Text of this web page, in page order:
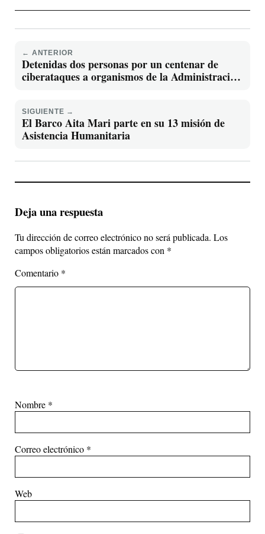
← ANTERIOR
Detenidas dos personas por un centenar de
ciberataques a organismos de la Administración
SIGUIENTE →
El Barco Aita Mari parte en su 13 misión de
Asistencia Humanitaria
Deja una respuesta
Tu dirección de correo electrónico no será publicada. Los
campos obligatorios están marcados con *
Comentario *
Nombre *
Correo electrónico *
Web